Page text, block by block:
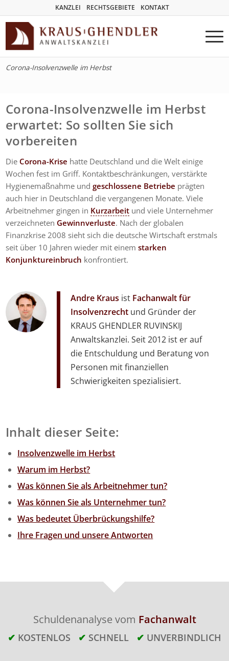
KANZLEI RECHTSGEBIETE KONTAKT
Corona-Insolvenzwelle im Herbst
Corona-Insolvenzwelle im Herbst
erwartet: So sollten Sie sich
vorbereiten
Die Corona-Krise hatte Deutschland und die Welt einige
Wochen fest im Griff. Kontaktbeschränkungen, verstärkte
Hygienemaßnahme undgeschlossene Betriebe prägten
auch hier in Deutschland die vergangenen Monate. Viele
Arbeitnehmer gingen in Kurzarbeit und viele Unternehmer
verzeichneten Gewinnverluste. Nach der globalen
Finanzkrise 2008 sieht sich die deutsche Wirtschaft erstmals
seit über 10 Jahren wieder mit einemstarken
Konjunktureinbruch konfrontiert.
Andre Kraus ist Fachanwalt für
Insolvenzrecht und Gründer der
KRAUS GHENDLER RUVINSKIJ
Anwaltskanzlei. Seit 2012 ist er auf
die Entschuldung und Beratung von
Personen mit finanziellen
Schwierigkeiten spezialisiert.
Inhalt dieser Seite:
Insolvenzwelle im Herbst
Warum im Herbst?
Was können Sie als Arbeitnehmer tun?
Was können Sie als Unternehmer tun?
Was bedeutet Überbrückungshilfe?
Ihre Fragen und unsere Antworten
Schuldenanalyse vom Fachanwalt
✔ KOSTENLOS ✔ SCHNELL ✔ UNVERBINDLICH